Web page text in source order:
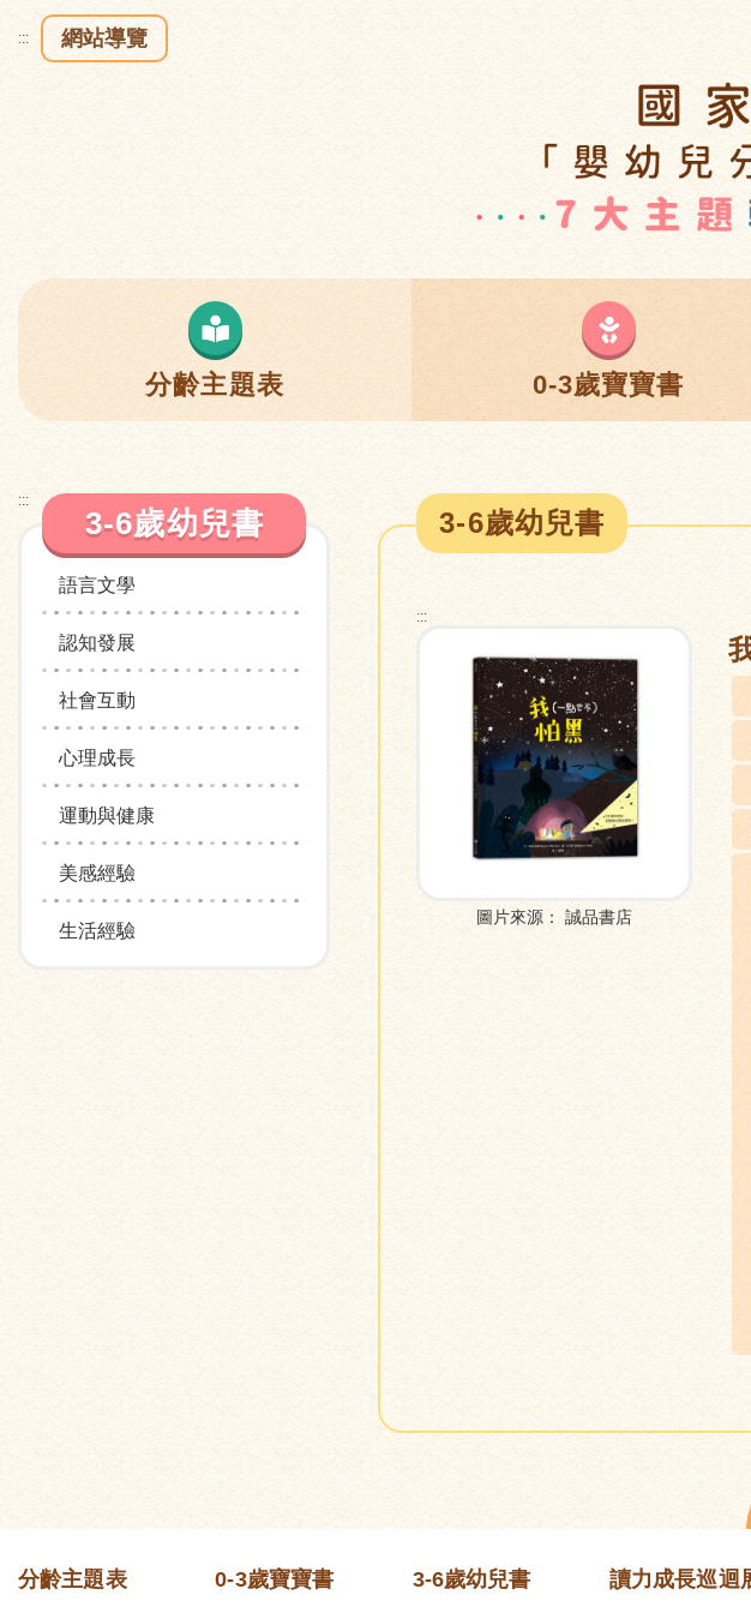
::: 網站導覽
分齡主題表 0-3歲寶寶書
:::
3-6歲幼兒書
語言文學
認知發展
社會互動
心理成長
運動與健康
美感經驗
生活經驗
3-6歲幼兒書
:::
圖片來源： 誠品書店
分齡主題表 0-3歲寶寶書 3-6歲幼兒書 讀力成長巡迴